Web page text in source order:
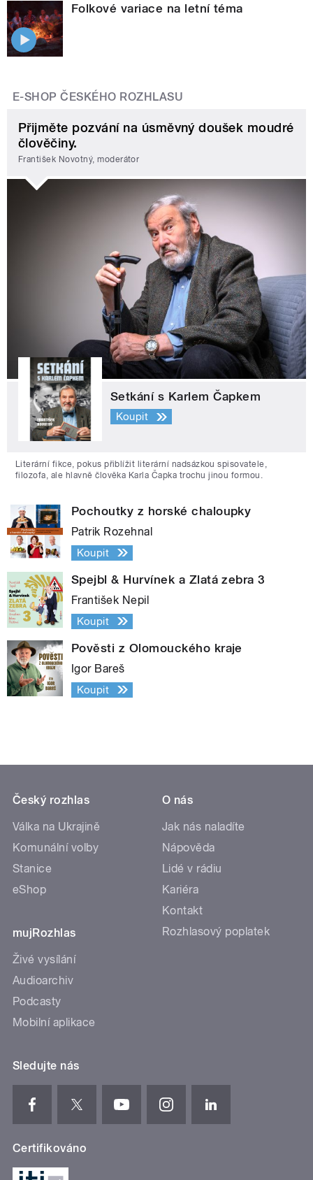
Folkové variace na letní téma
E-SHOP ČESKÉHO ROZHLASU
Přijměte pozvání na úsměvný doušek moudré
člověčiny.
František Novotný, moderátor
Setkání s Karlem Čapkem
Koupit
Literární fikce, pokus přiblížit literární nadsázkou spisovatele,
filozofa, ale hlavně člověka Karla Čapka trochu jinou formou.
Pochoutky z horské chaloupky
Patrik Rozehnal
Koupit
Spejbl & Hurvínek a Zlatá zebra 3
František Nepil
Koupit
Pověsti z Olomouckého kraje
Igor Bareš
Koupit
Český rozhlas
Válka na Ukrajině
Komunální volby
Stanice
eShop
mujRozhlas
Živé vysílání
Audioarchiv
Podcasty
Mobilní aplikace
O nás
Jak nás naladíte
Nápověda
Lidé v rádiu
Kariéra
Kontakt
Rozhlasový poplatek
Sledujte nás
Certifikováno